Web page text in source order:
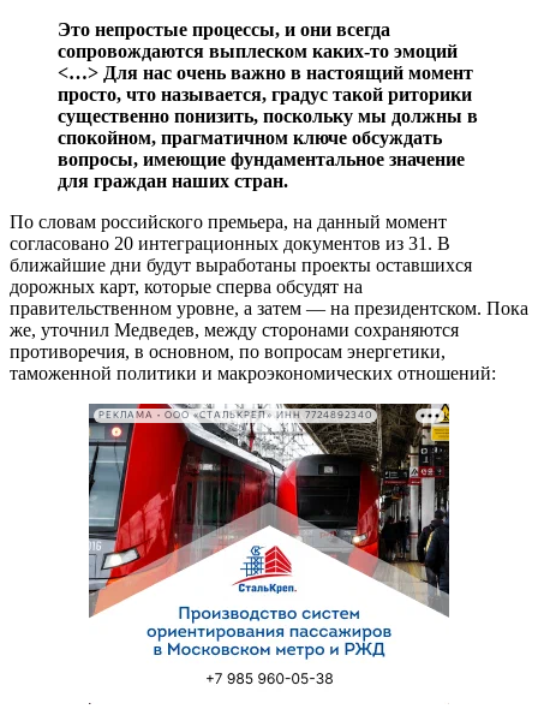
Это непростые процессы, и они всегда
сопровождаются выплеском каких-то эмоций
<…> Для нас очень важно в настоящий момент
просто, что называется, градус такой риторики
существенно понизить, поскольку мы должны в
спокойном, прагматичном ключе обсуждать
вопросы, имеющие фундаментальное значение
для граждан наших стран.
По словам российского премьера, на данный момент
согласовано 20 интеграционных документов из 31. В
ближайшие дни будут выработаны проекты оставшихся
дорожных карт, которые сперва обсудят на
правительственном уровне, а затем — на президентском. Пока
же, уточнил Медведев, между сторонами сохраняются
противоречия, в основном, по вопросам энергетики,
таможенной политики и макроэкономических отношений:
РЕКЛАМА • ООО «СТАЛЬКРЕП» ИНН 7724892340